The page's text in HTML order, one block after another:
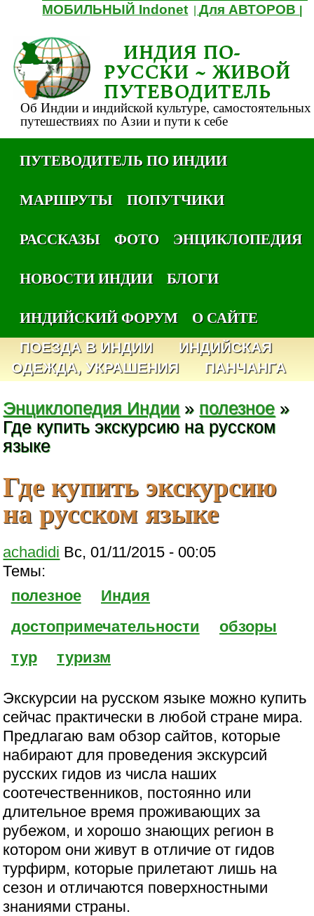
МОБИЛЬНЫЙ Indonet |Для АВТОРОВ
ИНДИЯ ПО-
РУССКИ ~ ЖИВОЙ
ПУТЕВОДИТЕЛЬ
Об Индии и индийской культуре, самостоятельных
путешествиях по Азии и пути к себе
ПУТЕВОДИТЕЛЬ ПО ИНДИИ
МАРШРУТЫ
ПОПУТЧИКИ
РАССКАЗЫ
ФОТО
ЭНЦИКЛОПЕДИЯ
НОВОСТИ ИНДИИ
БЛОГИ
ИНДИЙСКИЙ ФОРУМ
О САЙТЕ
ПОЕЗДА В ИНДИИ
ИНДИЙСКАЯ
ОДЕЖДА, УКРАШЕНИЯ
ПАНЧАНГА
Энциклопедия Индии » полезное »
Где купить экскурсию на русском
языке
Где купить экскурсию
на русском языке
achadidi Вс, 01/11/2015 - 00:05
Темы:
полезное
Индия
достопримечательности
обзоры
тур
туризм
Экскурсии на русском языке можно купить
сейчас практически в любой стране мира.
Предлагаю вам обзор сайтов, которые
набирают для проведения экскурсий
русских гидов из числа наших
соотечественников, постоянно или
длительное время проживающих за
рубежом, и хорошо знающих регион в
котором они живут в отличие от гидов
турфирм, которые прилетают лишь на
сезон и отличаются поверхностными
знаниями страны.